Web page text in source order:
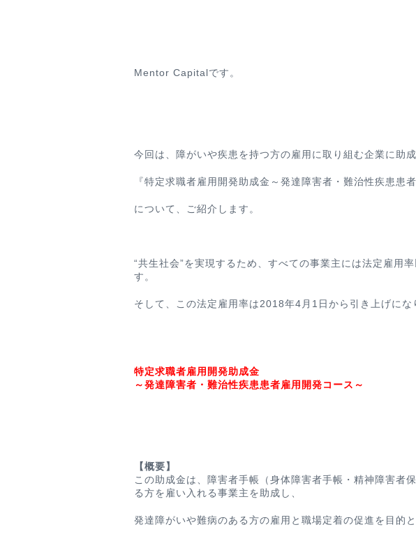
Mentor Capitalです。
今回は、障がいや疾患を持つ方の雇用に取り組む企業に助
『特定求職者雇用開発助成金～発達障害者・難治性疾患患
について、ご紹介します。
“共生社会”を実現するため、すべての事業主には法定雇用
す。
そして、この法定雇用率は2018年4月1日から引き上げにな
特定求職者雇用開発助成金
～発達障害者・難治性疾患患者雇用開発コース～
【概要】
この助成金は、障害者手帳（身体障害者手帳・精神障害者
る方を雇い入れる事業主を助成し、
発達障がいや難病のある方の雇用と職場定着の促進を目的と